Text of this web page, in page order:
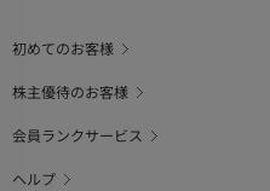
初めてのお客様
株主優待のお客様
会員ランクサービス
ヘルプ